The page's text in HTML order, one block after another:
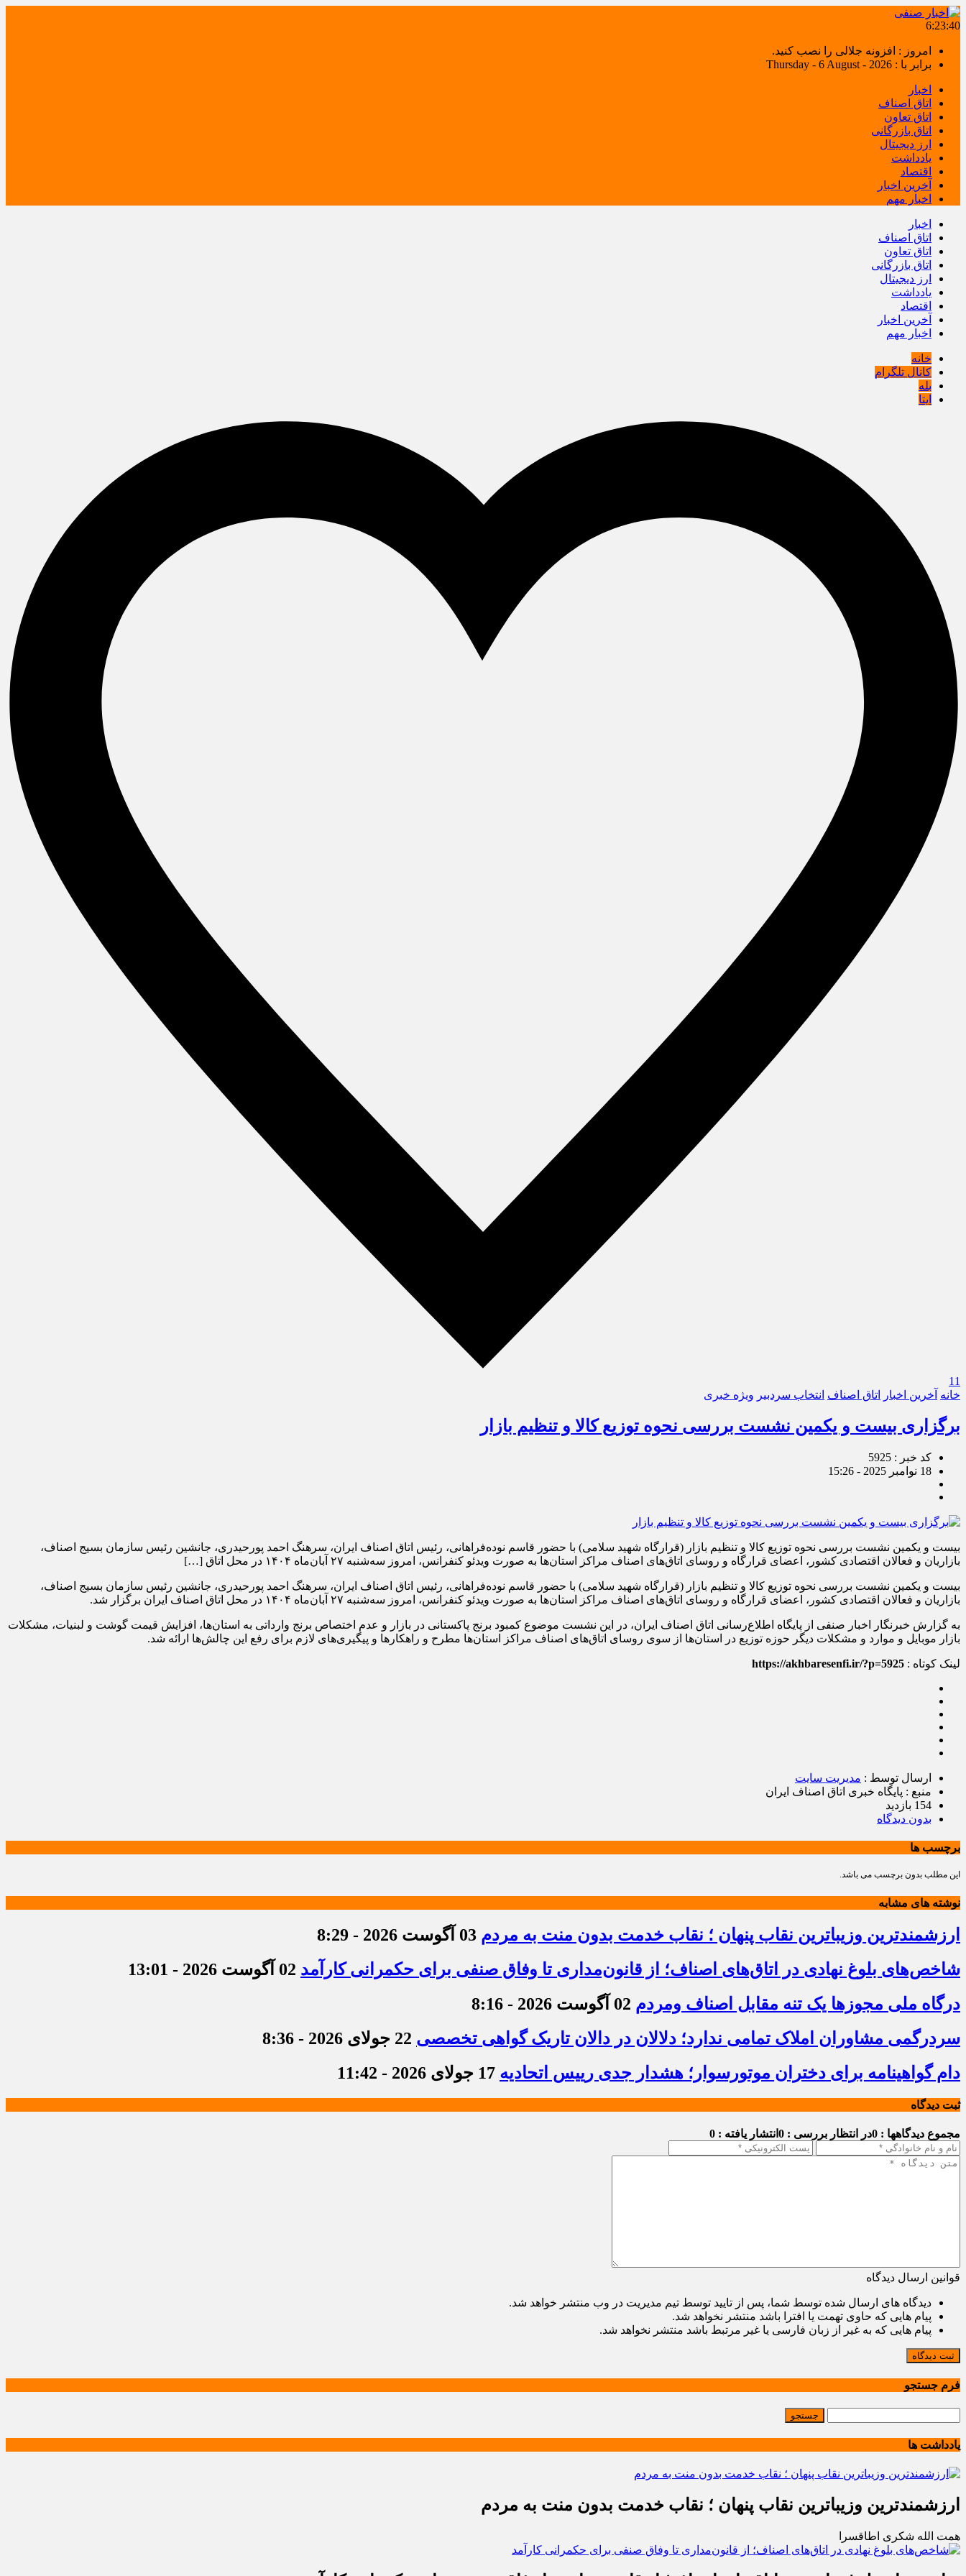
6:23:41
امروز : افزونه جلالی را نصب کنید.
برابر با : Thursday - 6 August - 2026
اخبار
اتاق اصناف
اتاق تعاون
اتاق بازرگانی
ارز دیجیتال
یادداشت
اقتصاد
آخرین اخبار
اخبار مهم
اخبار
اتاق اصناف
اتاق تعاون
اتاق بازرگانی
ارز دیجیتال
یادداشت
اقتصاد
آخرین اخبار
اخبار مهم
خانه
کانال تلگرام
بله
ایتا
11
خانه آخرین اخبار اتاق اصناف انتخاب سردبیر ویژه خبری
برگزاری بیست و یکمین نشست بررسی نحوه توزیع کالا و تنظیم بازار
کد خبر : 5925
18 نوامبر 2025 - 15:26
بیست و یکمین نشست بررسی نحوه توزیع کالا و تنظیم بازار (قرارگاه شهید سلامی) با حضور قاسم نوده‌فراهانی، رئیس اتاق اصناف ایران، سرهنگ احمد پورحیدری، جانشین رئیس سازمان بسیج اصناف،
بازاریان و فعالان اقتصادی کشور، اعضای قرارگاه و روسای اتاق‌های اصناف مراکز استان‌ها به صورت ویدئو کنفرانس، امروز سه‌شنبه ۲۷ آبان‌ماه ۱۴۰۴ در محل اتاق […]
بیست و یکمین نشست بررسی نحوه توزیع کالا و تنظیم بازار (قرارگاه شهید سلامی) با حضور قاسم نوده‌فراهانی، رئیس اتاق اصناف ایران، سرهنگ احمد پورحیدری، جانشین رئیس سازمان بسیج اصناف،
بازاریان و فعالان اقتصادی کشور، اعضای قرارگاه و روسای اتاق‌های اصناف مراکز استان‌ها به صورت ویدئو کنفرانس، امروز سه‌شنبه ۲۷ آبان‌ماه ۱۴۰۴ در محل اتاق اصناف ایران برگزار شد.
به گزارش خبرنگار اخبار صنفی از پایگاه اطلاع‌رسانی اتاق اصناف ایران، در این نشست موضوع کمبود برنج پاکستانی در بازار و عدم اختصاص برنج وارداتی به استان‌ها، افزایش قیمت گوشت و لبنیات، مشکلات
بازار موبایل و موارد و مشکلات دیگر حوزه توزیع در استان‌ها از سوی روسای اتاق‌های اصناف مراکز استان‌ها مطرح و راهکارها و پیگیری‌های لازم برای رفع این چالش‌ها ارائه شد.
لینک کوتاه : https://akhbaresenfi.ir/?p=5925
ارسال توسط : مدیریت سایت
منبع : پایگاه خبری اتاق اصناف ایران
154 بازدید
بدون دیدگاه
برچسب ها
این مطلب بدون برچسب می باشد.
نوشته های مشابه
ارزشمندترین وزیباترین نقاب پنهان ؛ نقاب خدمت بدون منت به مردم 03 آگوست 2026 - 8:29
شاخص‌های بلوغ نهادی در اتاق‌های اصناف؛ از قانون‌مداری تا وفاق صنفی برای حکمرانی کارآمد 02 آگوست 2026 - 13:01
درگاه ملی مجوزها یک تنه مقابل اصناف ومردم 02 آگوست 2026 - 8:16
سردرگمی مشاوران املاک تمامی ندارد؛ دلالان در دالان تاریک گواهی تخصصی 22 جولای 2026 - 8:36
دام گواهینامه برای دختران موتورسوار؛ هشدار جدی رییس اتحادیه 17 جولای 2026 - 11:42
ثبت دیدگاه
مجموع دیدگاهها : 0 در انتظار بررسی : 0 انتشار یافته : 0
قوانین ارسال دیدگاه
دیدگاه های ارسال شده توسط شما، پس از تایید توسط تیم مدیریت در وب منتشر خواهد شد.
پیام هایی که حاوی تهمت یا افترا باشد منتشر نخواهد شد.
پیام هایی که به غیر از زبان فارسی یا غیر مرتبط باشد منتشر نخواهد شد.
ثبت دیدگاه
فرم جستجو
یادداشت ها
ارزشمندترین وزیباترین نقاب پنهان ؛ نقاب خدمت بدون منت به مردم
همت الله شکری اطاقسرا